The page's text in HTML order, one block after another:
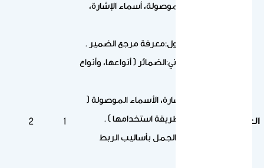
العاشر
الأسماء الموصولة، أسماء الإشارة،
السؤال الأول:معرفة مرجع الضمير .
السؤال الثاني:الضمائر ( أنواعها، وأنواع
أسماء الإشارة، الأسماء الموصولة (
دلالتها، وطريقة استخدامها ) .
الربط بين الجمل بأساليب الربط
1
2